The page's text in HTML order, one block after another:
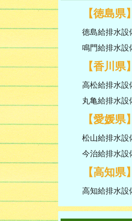
【徳島県】
徳島給排水設
鳴門給排水設
【香川県】
高松給排水設
丸亀給排水設
【愛媛県】
松山給排水設
今治給排水設
【高知県】
高知給排水設